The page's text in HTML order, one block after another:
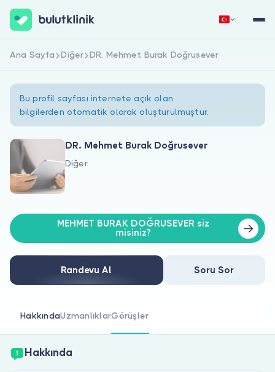
Hakkımızda
Doktorlar için
Doktor musunuz?
Hemen Kaydol Giriş Yap
Ana Sayfa Diğer DR. Mehmet Burak Doğrusever
Bu profil sayfası internete açık olan
bilgilerden otomatik olarak oluşturulmuştur.
DR. Mehmet Burak Doğrusever
Diğer
MEHMET BURAK DOĞRUSEVER siz
misiniz?
Randevu Al Soru Sor
HakkındaUzmanlıklarGörüşler
Hakkında